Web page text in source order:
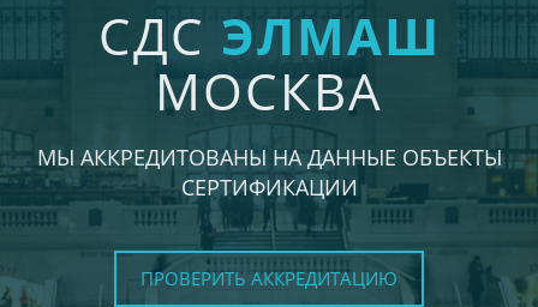
СДС ЭЛМАШ
МОСКВА
МЫ АККРЕДИТОВАНЫ НА ДАННЫЕ ОБЪЕКТЫ
СЕРТИФИКАЦИИ
ПРОВЕРИТЬ АККРЕДИТАЦИЮ